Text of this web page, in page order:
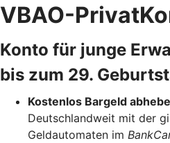
VBAO-
Konto für junge
bis zum 29.
Kostenlos Bargeld
Deutschlandweit mit der
Geldautomaten im